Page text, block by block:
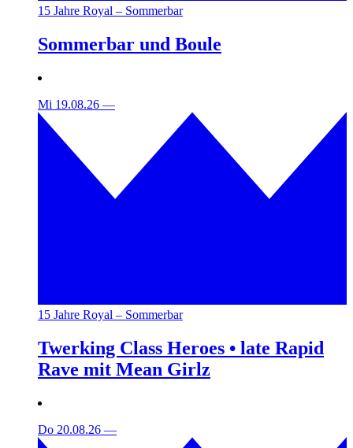
15 Jahre Royal – Sommerbar
Sommerbar und Boule
Mi 19.08.26 —
15 Jahre Royal – Sommerbar
Twerking Class Heroes • late Rapid
Rave mit Mean Girlz
Do 20.08.26 —